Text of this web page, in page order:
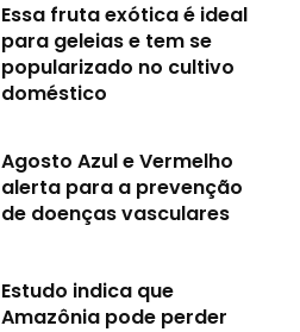
Essa fruta exótica é ideal
para geleias e tem se
popularizado no cultivo
doméstico
Agosto Azul e Vermelho
alerta para a prevenção
de doenças vasculares
Estudo indica que
Amazônia pode perder